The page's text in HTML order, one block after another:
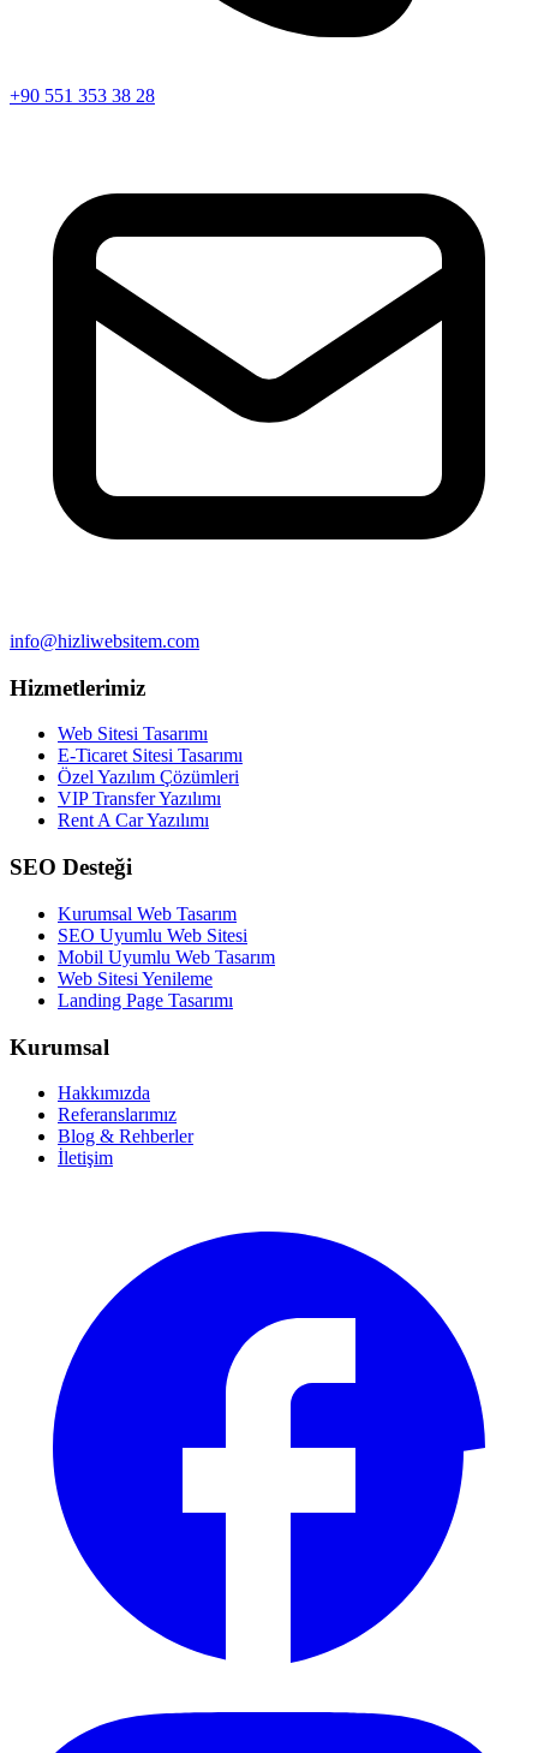
+90 551 353 38 28
info@hizliwebsitem.com
Hizmetlerimiz
Web Sitesi Tasarımı
E-Ticaret Sitesi Tasarımı
Özel Yazılım Çözümleri
VIP Transfer Yazılımı
Rent A Car Yazılımı
SEO Desteği
Kurumsal Web Tasarım
SEO Uyumlu Web Sitesi
Mobil Uyumlu Web Tasarım
Web Sitesi Yenileme
Landing Page Tasarımı
Kurumsal
Hakkımızda
Referanslarımız
Blog & Rehberler
İletişim